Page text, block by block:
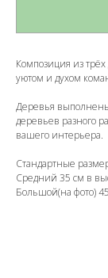
Композиция из
уютом и духом
Деревья выполнены
деревьев разного
вашего интерьера.
Стандартные
Средний 35 см в
Большой(на фото)